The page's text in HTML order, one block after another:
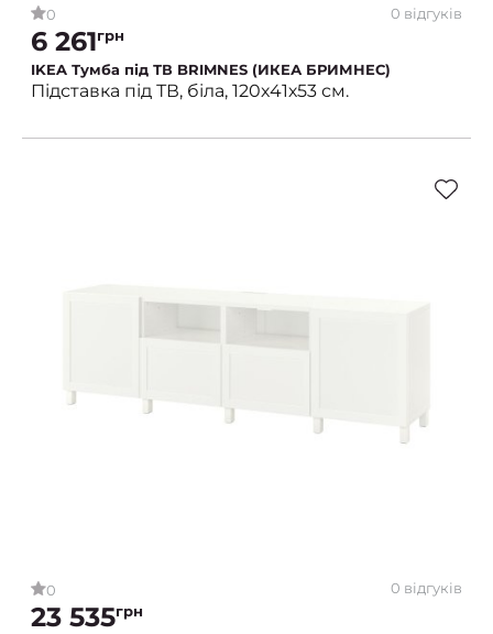
0 0 відгуків
6 261грн
IKEA Тумба під ТВ BRIMNES (ИКЕА БРИМНЕС)
Підставка під ТВ, біла, 120х41х53 см.
0 0 відгуків
23 535грн